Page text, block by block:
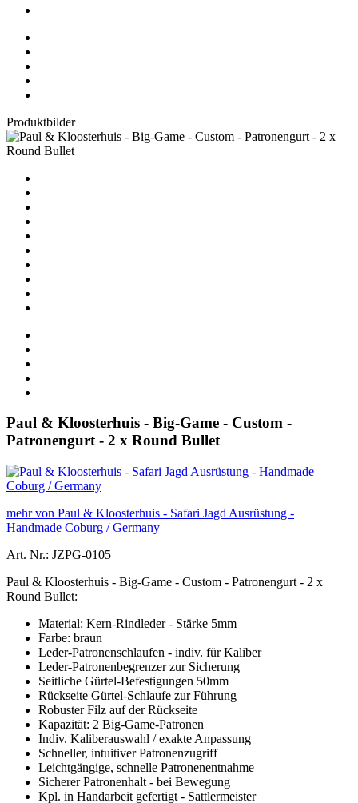
Produktbilder
Paul & Kloosterhuis - Big-Game - Custom -
Patronengurt - 2 x Round Bullet
mehr von Paul & Kloosterhuis - Safari Jagd Ausrüstung -
Handmade Coburg / Germany
Art. Nr.: JZPG-0105
Paul & Kloosterhuis - Big-Game - Custom - Patronengurt - 2 x
Round Bullet:
Material: Kern-Rindleder - Stärke 5mm
Farbe: braun
Leder-Patronenschlaufen - indiv. für Kaliber
Leder-Patronenbegrenzer zur Sicherung
Seitliche Gürtel-Befestigungen 50mm
Rückseite Gürtel-Schlaufe zur Führung
Robuster Filz auf der Rückseite
Kapazität: 2 Big-Game-Patronen
Indiv. Kaliberauswahl / exakte Anpassung
Schneller, intuitiver Patronenzugriff
Leichtgängige, schnelle Patronenentnahme
Sicherer Patronenhalt - bei Bewegung
Kpl. in Handarbeit gefertigt - Sattlermeister